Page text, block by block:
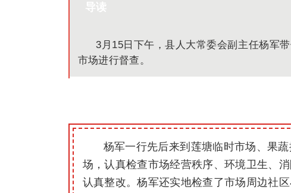
导读
3月15日下午，县人大常委会副主任杨军
市场进行督查。
杨军一行先后来到莲塘临时市场、果
场，认真检查市场经营秩序、环境卫生、
认真整改。杨军还实地检查了市场周边社